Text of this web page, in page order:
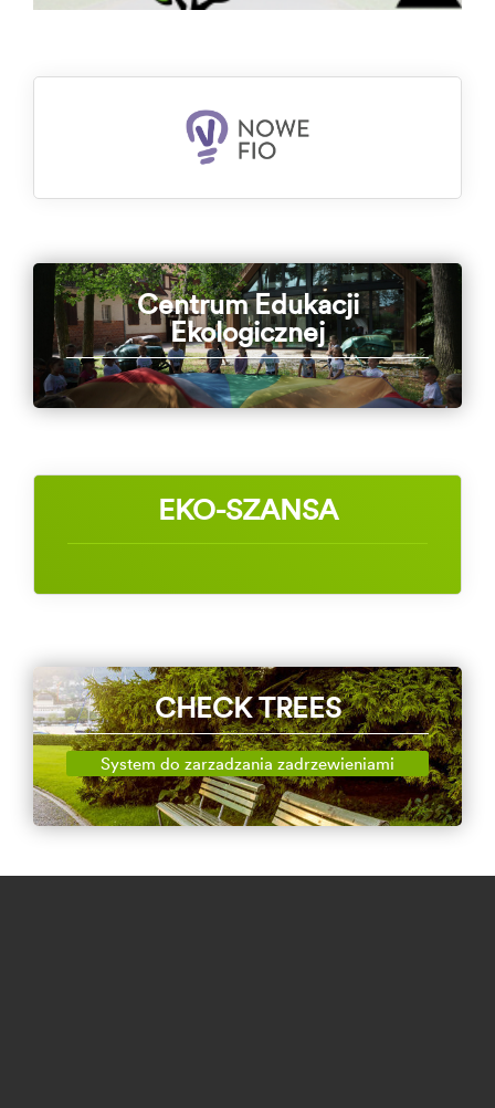
Centrum Edukacji
Ekologicznej
EKO-SZANSA
CHECK TREES
System do zarzadzania zadrzewieniami